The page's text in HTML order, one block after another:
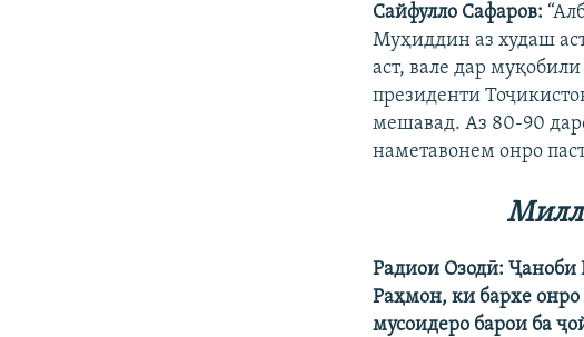
Сайфулло Сафаров:
Муҳиддин аз худаш
аст, вале дар
президенти
мешавад. Аз 80-90
наметавонем онро
Радиои Озодӣ:
Раҳмон, ки бархе
мусоидеро барои ба